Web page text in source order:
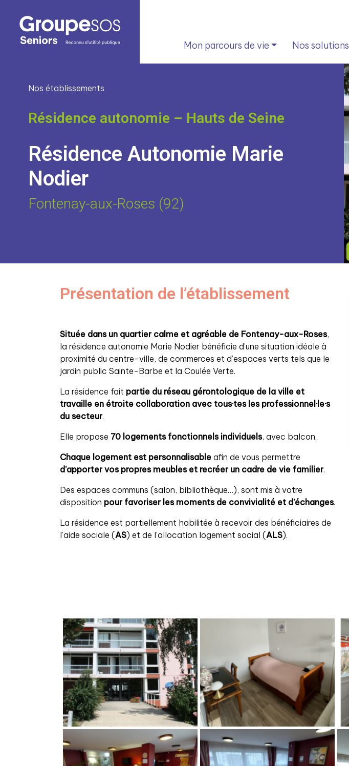
Mon parcours de vie Nos solutions
Nos établissements
Résidence autonomie – Hauts de Seine
Résidence Autonomie Marie
Nodier
Fontenay-aux-Roses (92)
Présentation de l’établissement
Située dans un quartier calme et agréable de Fontenay-aux-Roses,
la résidence autonomie Marie Nodier bénéficie d’une situation idéale à
proximité du centre-ville, de commerces et d’espaces verts tels que le
jardin public Sainte-Barbe et la Coulée Verte.
La résidence fait partie du réseau gérontologique de la ville et
travaille en étroite collaboration avec tous·tes les professionnel·le·s
du secteur.
Elle propose 70 logements fonctionnels individuels, avec balcon.
Chaque logement est personnalisable afin de vous permettre
d’apporter vos propres meubles et recréer un cadre de vie familier.
Des espaces communs (salon, bibliothèque…), sont mis à votre
disposition pour favoriser les moments de convivialité et d’échanges.
La résidence est partiellement habilitée à recevoir des bénéficiaires de
l’aide sociale (AS) et de l’allocation logement social (ALS).